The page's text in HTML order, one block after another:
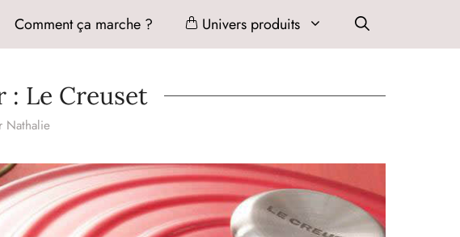
Comment ça marche ? Univers produits
: Le Creuset
Nathalie